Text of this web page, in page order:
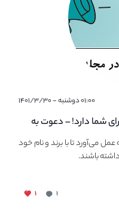
۰۱:۰۰ دوشنبه - ۱۴۰۱/۳/۳۰
شما دارد! – دعوت به
می‌آورد تا با برند و نام خود
باشند.
۱ ۱